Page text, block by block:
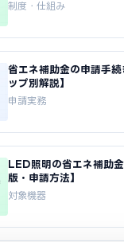
制度・仕組み
省エネ補助金の申請手
ップ別解説】
申請実務
LED照明の省エネ補助
版・申請方法】
対象機器
お考えの方